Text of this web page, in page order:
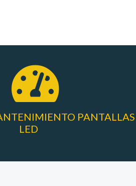
PANTALLAS
LED